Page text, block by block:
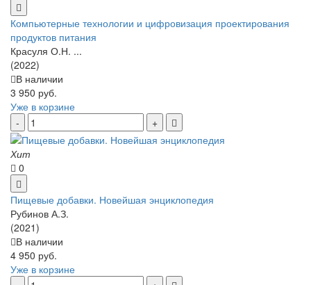
Компьютерные технологии и цифровизация проектирования
продуктов питания
Красуля О.Н. ...
(2022)
В наличии
3 950 руб.
Уже в корзине
Хит
0
Пищевые добавки. Новейшая энциклопедия
Рубинов А.З.
(2021)
В наличии
4 950 руб.
Уже в корзине